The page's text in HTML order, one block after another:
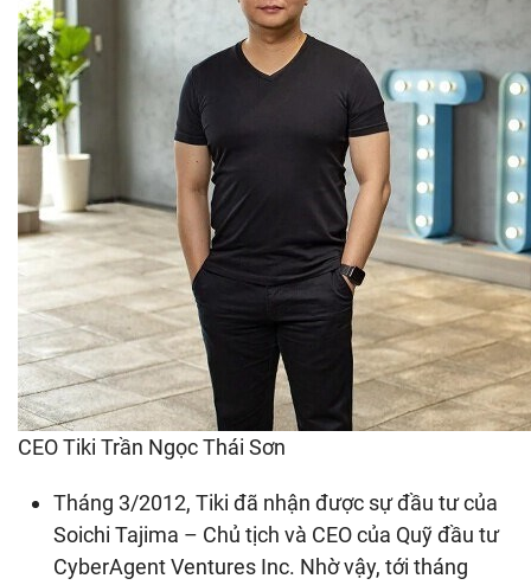
CEO Tiki Trần Ngọc Thái Sơn
Tháng 3/2012, Tiki đã nhận được sự đầu tư của
Soichi Tajima – Chủ tịch và CEO của Quỹ đầu tư
CyberAgent Ventures Inc. Nhờ vậy, tới tháng